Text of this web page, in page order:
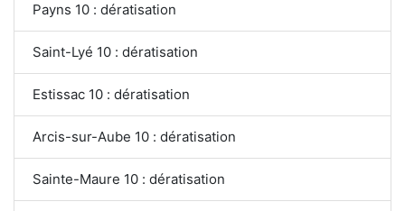
Payns 10 : dératisation
Saint-Lyé 10 : dératisation
Estissac 10 : dératisation
Arcis-sur-Aube 10 : dératisation
Sainte-Maure 10 : dératisation